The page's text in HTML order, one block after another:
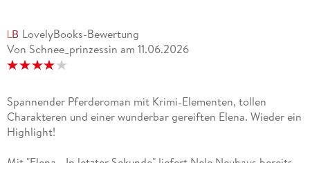
LovelyBooks-Bewertung
Von Schnee_prinzessin am 11.06.2026
Spannender Pferderoman mit Krimi-Elementen, tollen
Charakteren und einer wunderbar gereiften Elena. Wieder ein
Highlight!
Mit "Elena - In letzter Sekunde" liefert Nele Neuhaus bereits